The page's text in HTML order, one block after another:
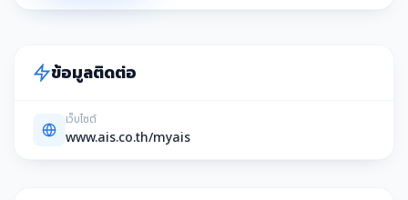
ข้อมูลติดต่อ
เว็บไซต์
www.ais.co.th/myais